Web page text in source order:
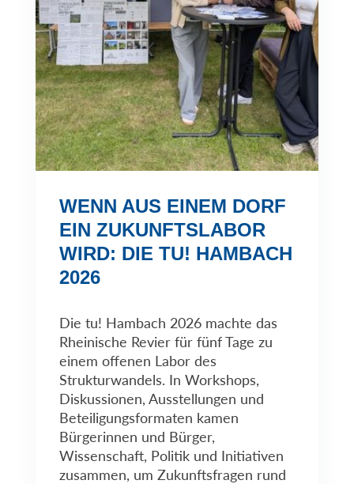
WENN AUS EINEM DORF
EIN ZUKUNFTSLABOR
WIRD: DIE TU! HAMBACH
2026
Die tu! Hambach 2026 machte das
Rheinische Revier für fünf Tage zu
einem offenen Labor des
Strukturwandels. In Workshops,
Diskussionen, Ausstellungen und
Beteiligungsformaten kamen
Bürgerinnen und Bürger,
Wissenschaft, Politik und Initiativen
zusammen, um Zukunftsfragen rund